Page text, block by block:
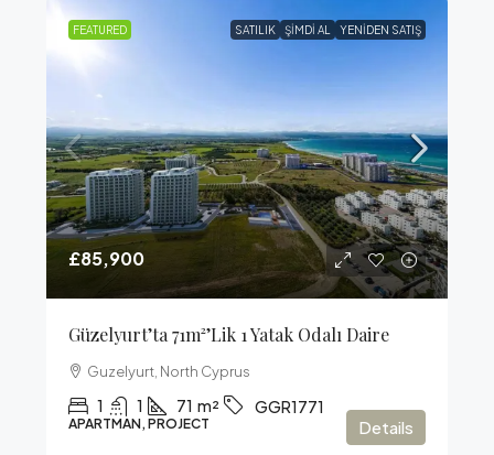
FEATURED SATILIK ŞIMDI AL YENIDEN SATIŞ
£85,900
Güzelyurt’ta 71m²’lik 1 Yatak Odalı Daire
Guzelyurt, North Cyprus
1 1 71 m² GGR1771
APARTMAN, PROJECT Details